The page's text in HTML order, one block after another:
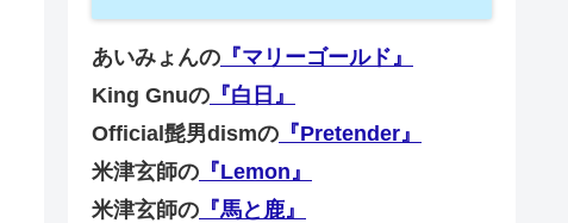
あいみょんの 『マリーゴールド』
King Gnuの 『白日』
Official髭男dismの 『Pretender』
米津玄師の 『Lemon』
米津玄師の 『馬と鹿』